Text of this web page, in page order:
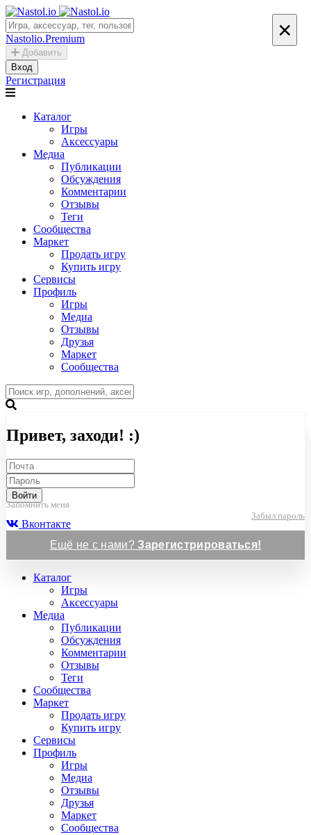
Nastolio.Premium
Добавить
Вход
Регистрация
Каталог
Игры
Аксессуары
Медиа
Публикации
Обсуждения
Комментарии
Отзывы
Теги
Сообщества
Маркет
Продать игру
Купить игру
Сервисы
Профиль
Игры
Медиа
Отзывы
Друзья
Маркет
Сообщества
×
Привет, заходи! :)
Войти
Запомнить меня
Забыл пароль
Вконтакте
Ещё не с нами?Зарегистрироваться!
Каталог
Игры
Аксессуары
Медиа
Публикации
Обсуждения
Комментарии
Отзывы
Теги
Сообщества
Маркет
Продать игру
Купить игру
Сервисы
Профиль
Игры
Медиа
Отзывы
Друзья
Маркет
Сообщества